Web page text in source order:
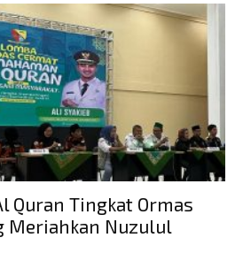
Quran Tingkat Ormas
Meriahkan Nuzulul